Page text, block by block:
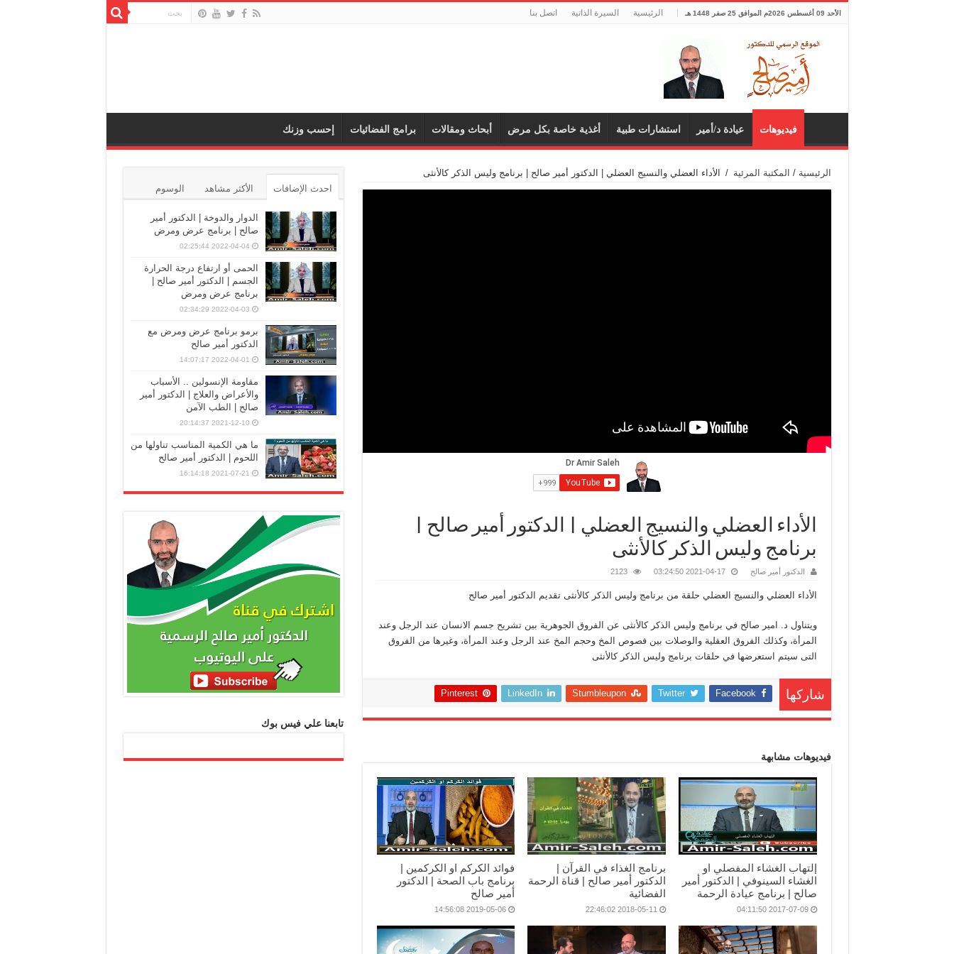
الأحد 09 أغسطس 2026م الموافق 25 صفر 1448 هـ الرئيسية السيرة الذاتية اتصل بنا
فيديوهات عيادة د/أمير استشارات طبية أغذية خاصة بكل مرض أبحاث ومقالات برامج الفضائيات إحسب وزنك
الرئيسية / المكتبة المرئية / الأداء العضلي والنسيج العضلي | الدكتور أمير صالح | برنامج وليس الذكر كالأنثى
الأداء العضلي والنسيج العضلي | الدكتور أمير صالح |
برنامج وليس الذكر كالأنثى
الدكتور أمير صالح 2021-04-17 03:24:50
2123
الأداء العضلي والنسيج العضلي حلقة من برنامج وليس الذكر كالأنثى تقديم الدكتور أمير صالح
ويتناول د. امير صالح في برنامج وليس الذكر كالأنثى عن الفروق الجوهرية بين تشريح جسم الانسان عند الرجل وعند
المرأة، وكذلك الفروق العقلية والوصلات بين فصوص المخ وحجم المخ عند الرجل وعند المرأة، وغيرها من الفروق
التى سيتم استعرضها في حلقات برنامج وليس الذكر كالأنثى
شاركها Facebook
Twitter
Stumbleupon
LinkedIn
Pinterest
فيديوهات مشابهة
إلتهاب الغشاء المفصلي او
الغشاء السينوفي | الدكتور أمير
صالح | برنامج عيادة الرحمة
2017-07-09 04:11:50
برنامج الغذاء في القرآن |
الدكتور أمير صالح | قناة الرحمة
الفضائية
2018-05-11 22:46:02
فوائد الكركم او الكركمين |
برنامج باب الصحة | الدكتور
أمير صالح
2019-05-06 14:56:08
احدث الإضافات الأكثر مشاهد الوسوم
الدوار والدوخة | الدكتور أمير
صالح | برنامج عرض ومرض
2022-04-04 02:25:44
الحمى أو ارتفاع درجة الحرارة
الجسم | الدكتور أمير صالح |
برنامج عرض ومرض
2022-04-03 02:34:29
برمو برنامج عرض ومرض مع
الدكتور أمير صالح
2022-04-01 14:07:17
مقاومة الإنسولين .. الأسباب
والأعراض والعلاج | الدكتور أمير
صالح | الطب الآمن
2021-12-10 20:14:37
ما هي الكمية المناسب تناولها من
اللحوم | الدكتور أمير صالح
2021-07-21 16:14:18
تابعنا علي فيس بوك